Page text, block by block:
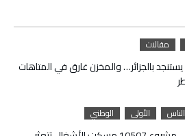
مقالات
بالجزائر… والمخزن غارق في المتاهات
الأولى الوطني